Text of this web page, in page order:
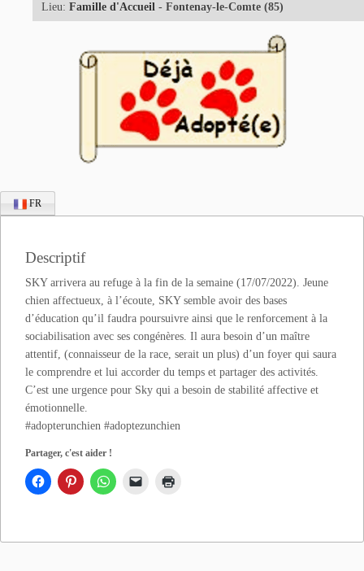
Lieu: Famille d'Accueil - Fontenay-le-Comte (85)
FR
Descriptif
SKY arrivera au refuge à la fin de la semaine (17/07/2022). Jeune
chien affectueux, à l’écoute, SKY semble avoir des bases
d’éducation qu’il faudra poursuivre ainsi que le renforcement à la
sociabilisation avec ses congénères. Il aura besoin d’un maître
attentif, (connaisseur de la race, serait un plus) d’un foyer qui saura
le comprendre et lui accorder du temps et partager des activités.
C’est une urgence pour Sky qui a besoin de stabilité affective et
émotionnelle.
#adopterunchien #adoptezunchien
Partager, c'est aider !